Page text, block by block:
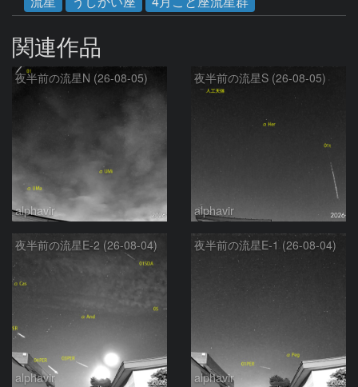
関連作品
夜半前の流星N (26-08-05)
alphavir
夜半前の流星S (26-08-05)
alphavir
夜半前の流星E-2 (26-08-04)
alphavir
夜半前の流星E-1 (26-08-04)
alphavir